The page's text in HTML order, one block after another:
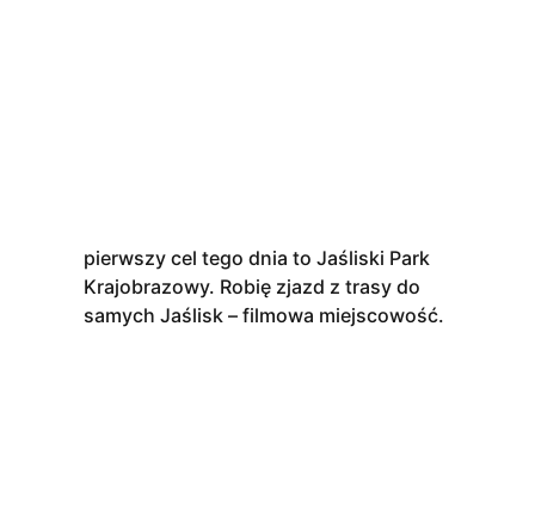
pierwszy cel tego dnia to Jaśliski Park
Krajobrazowy. Robię zjazd z trasy do
samych Jaślisk – filmowa miejscowość.